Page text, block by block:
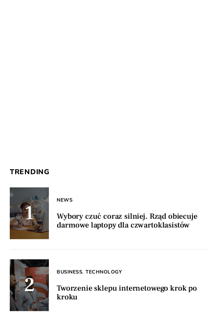
TRENDING
NEWS
Wybory czuć coraz silniej. Rząd obiecuje
darmowe laptopy dla czwartoklasistów
BUSINESS TECHNOLOGY
Tworzenie sklepu internetowego krok po
kroku